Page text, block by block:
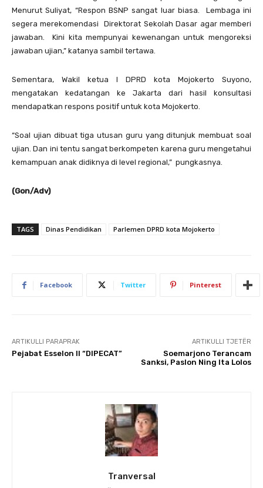
Menurut Suliyat, “Respon BSNP sangat luar biasa. Lembaga ini
segera merekomendasi Direktorat Sekolah Dasar agar memberi
jawaban. Kini kita mempunyai kewenangan untuk mengoreksi
jawaban ujian,” katanya sambil tertawa.
Sementara, Wakil ketua I DPRD kota Mojokerto Suyono,
mengatakan kedatangan ke Jakarta dari hasil konsultasi
mendapatkan respons positif untuk kota Mojokerto.
“Soal ujian dibuat tiga utusan guru yang ditunjuk membuat soal
ujian. Dan ini tentu sangat berkompeten karena guru mengetahui
kemampuan anak didiknya di level regional,” pungkasnya.
(Gon/Adv)
TAGS Dinas Pendidikan Parlemen DPRD kota Mojokerto
Facebook Twitter Pinterest
ARTIKULLI PARAPRAK
Pejabat Esselon II “DIPECAT”
ARTIKULLI TJETËR
Soemarjono Terancam
Sanksi, Paslon Ning Ita Lolos
Tranversal